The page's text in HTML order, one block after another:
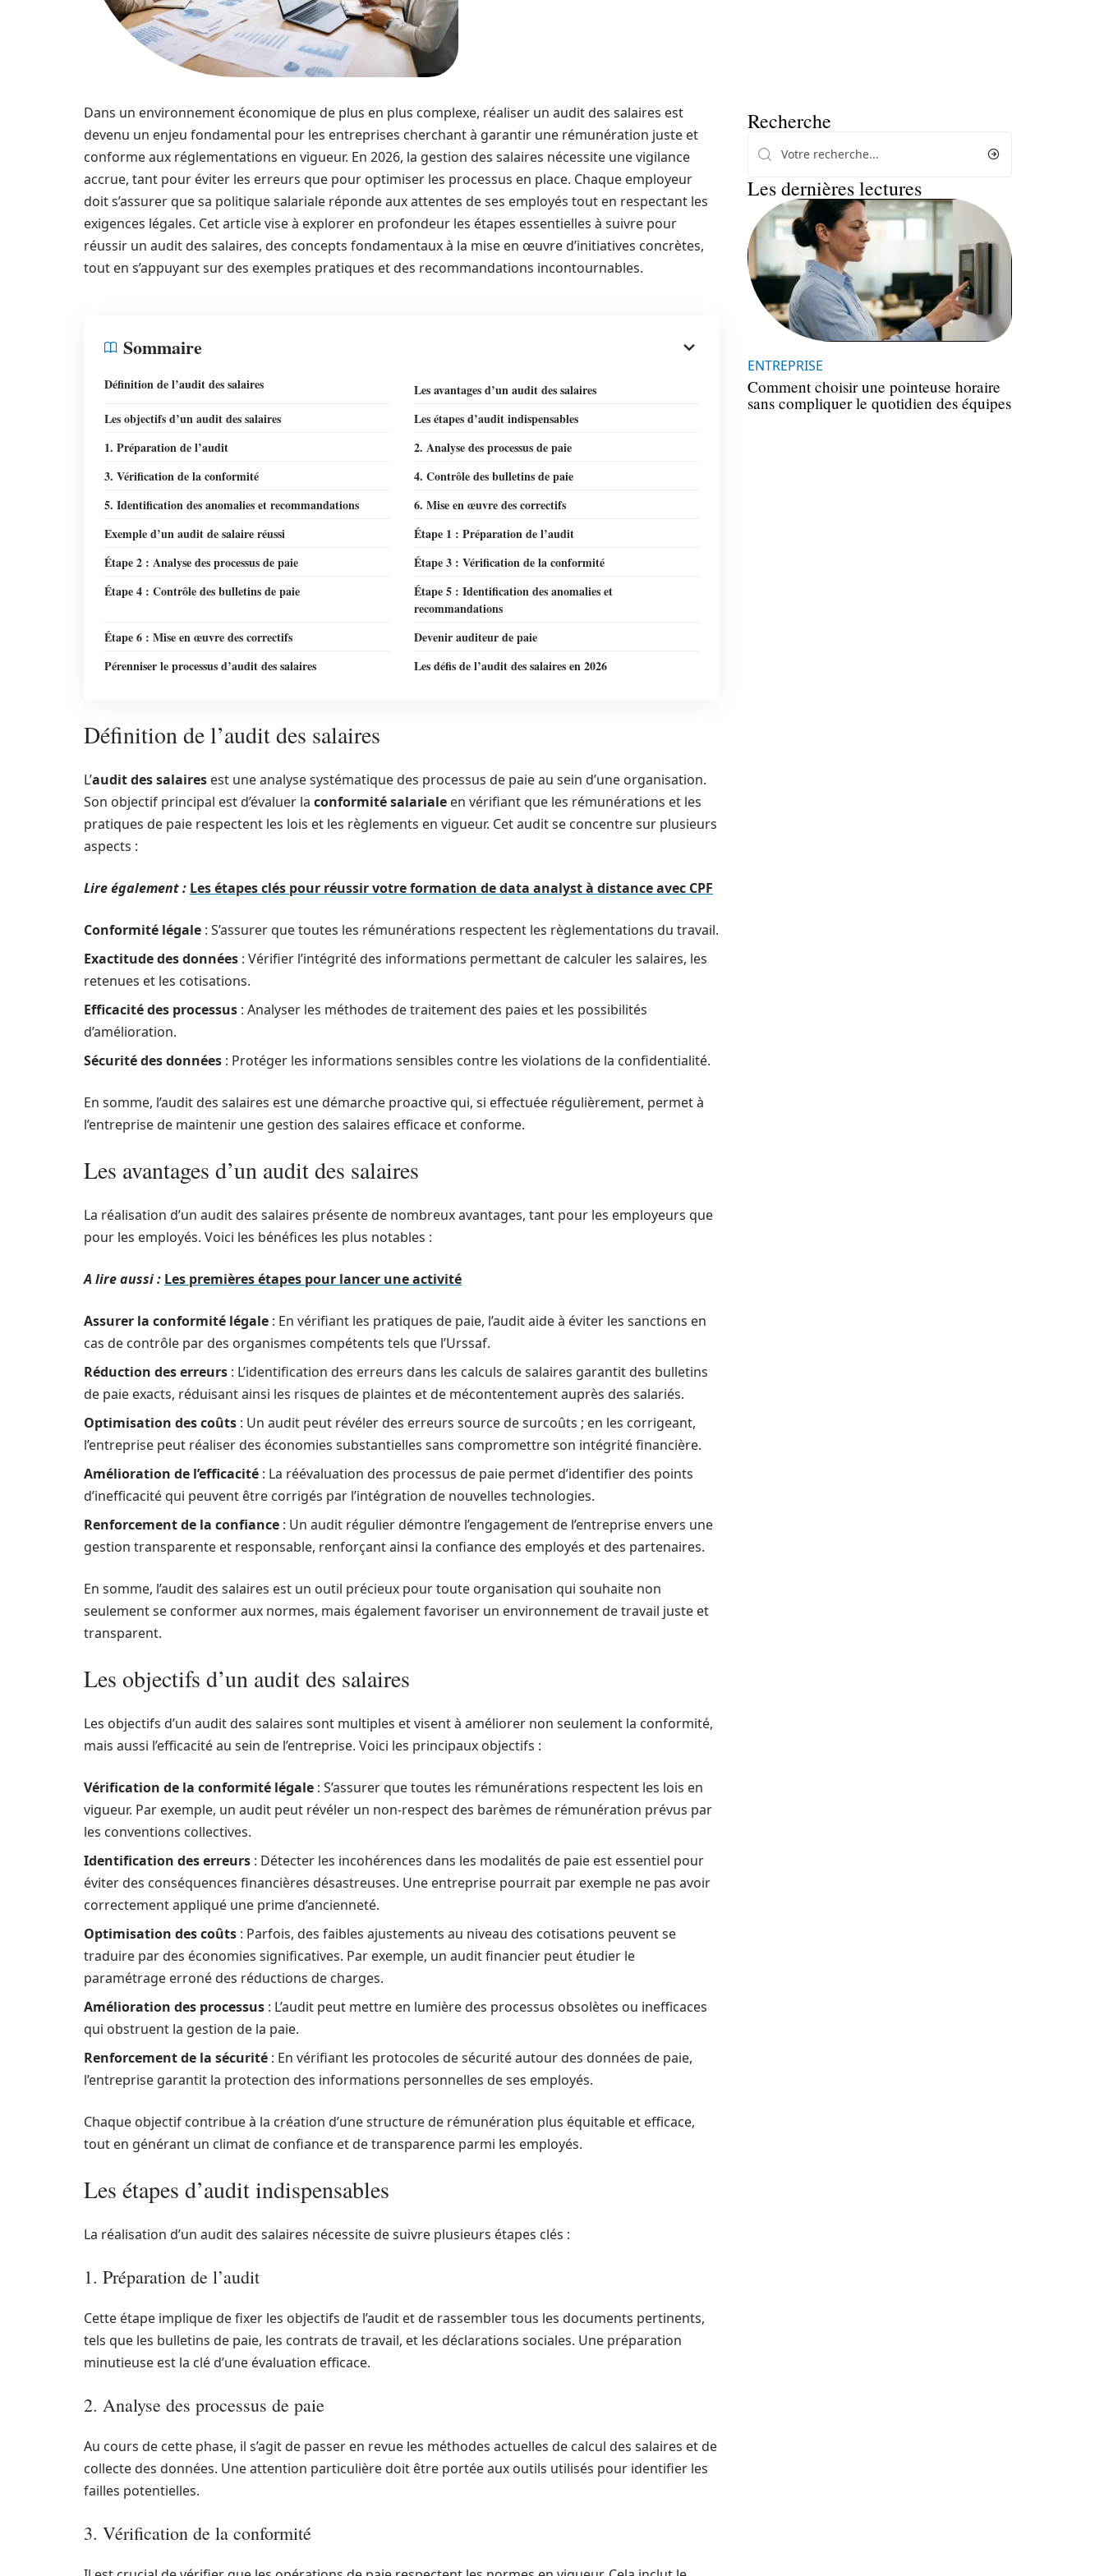
Dans un environnement économique de plus en plus complexe, réaliser un audit des salaires est
devenu un enjeu fondamental pour les entreprises cherchant à garantir une rémunération juste et
conforme aux réglementations en vigueur. En 2026, la gestion des salaires nécessite une vigilance
accrue, tant pour éviter les erreurs que pour optimiser les processus en place. Chaque employeur
doit s’assurer que sa politique salariale réponde aux attentes de ses employés tout en respectant les
exigences légales. Cet article vise à explorer en profondeur les étapes essentielles à suivre pour
réussir un audit des salaires, des concepts fondamentaux à la mise en œuvre d’initiatives concrètes,
tout en s’appuyant sur des exemples pratiques et des recommandations incontournables.
Sommaire
Définition de l’audit des salaires
Les avantages d’un audit des salaires
Les objectifs d’un audit des salaires
Les étapes d’audit indispensables
1. Préparation de l’audit
2. Analyse des processus de paie
3. Vérification de la conformité
4. Contrôle des bulletins de paie
5. Identification des anomalies et recommandations
6. Mise en œuvre des correctifs
Exemple d’un audit de salaire réussi
Étape 1 : Préparation de l’audit
Étape 2 : Analyse des processus de paie
Étape 3 : Vérification de la conformité
Étape 4 : Contrôle des bulletins de paie
Étape 5 : Identification des anomalies et
recommandations
Étape 6 : Mise en œuvre des correctifs
Devenir auditeur de paie
Pérenniser le processus d’audit des salaires
Les défis de l’audit des salaires en 2026
Définition de l’audit des salaires
L’audit des salaires est une analyse systématique des processus de paie au sein d’une organisation.
Son objectif principal est d’évaluer la conformité salariale en vérifiant que les rémunérations et les
pratiques de paie respectent les lois et les règlements en vigueur. Cet audit se concentre sur plusieurs
aspects :
Lire également : Les étapes clés pour réussir votre formation de data analyst à distance avec CPF
Conformité légale : S’assurer que toutes les rémunérations respectent les règlementations du travail.
Exactitude des données : Vérifier l’intégrité des informations permettant de calculer les salaires, les
retenues et les cotisations.
Efficacité des processus : Analyser les méthodes de traitement des paies et les possibilités
d’amélioration.
Sécurité des données : Protéger les informations sensibles contre les violations de la confidentialité.
En somme, l’audit des salaires est une démarche proactive qui, si effectuée régulièrement, permet à
l’entreprise de maintenir une gestion des salaires efficace et conforme.
Les avantages d’un audit des salaires
La réalisation d’un audit des salaires présente de nombreux avantages, tant pour les employeurs que
pour les employés. Voici les bénéfices les plus notables :
A lire aussi : Les premières étapes pour lancer une activité
Assurer la conformité légale : En vérifiant les pratiques de paie, l’audit aide à éviter les sanctions en
cas de contrôle par des organismes compétents tels que l’Urssaf.
Réduction des erreurs : L’identification des erreurs dans les calculs de salaires garantit des bulletins
de paie exacts, réduisant ainsi les risques de plaintes et de mécontentement auprès des salariés.
Optimisation des coûts : Un audit peut révéler des erreurs source de surcoûts ; en les corrigeant,
l’entreprise peut réaliser des économies substantielles sans compromettre son intégrité financière.
Amélioration de l’efficacité : La réévaluation des processus de paie permet d’identifier des points
d’inefficacité qui peuvent être corrigés par l’intégration de nouvelles technologies.
Renforcement de la confiance : Un audit régulier démontre l’engagement de l’entreprise envers une
gestion transparente et responsable, renforçant ainsi la confiance des employés et des partenaires.
En somme, l’audit des salaires est un outil précieux pour toute organisation qui souhaite non
seulement se conformer aux normes, mais également favoriser un environnement de travail juste et
transparent.
Les objectifs d’un audit des salaires
Les objectifs d’un audit des salaires sont multiples et visent à améliorer non seulement la conformité,
mais aussi l’efficacité au sein de l’entreprise. Voici les principaux objectifs :
Vérification de la conformité légale : S’assurer que toutes les rémunérations respectent les lois en
vigueur. Par exemple, un audit peut révéler un non-respect des barèmes de rémunération prévus par
les conventions collectives.
Identification des erreurs : Détecter les incohérences dans les modalités de paie est essentiel pour
éviter des conséquences financières désastreuses. Une entreprise pourrait par exemple ne pas avoir
correctement appliqué une prime d’ancienneté.
Optimisation des coûts : Parfois, des faibles ajustements au niveau des cotisations peuvent se
traduire par des économies significatives. Par exemple, un audit financier peut étudier le
paramétrage erroné des réductions de charges.
Amélioration des processus : L’audit peut mettre en lumière des processus obsolètes ou inefficaces
qui obstruent la gestion de la paie.
Renforcement de la sécurité : En vérifiant les protocoles de sécurité autour des données de paie,
l’entreprise garantit la protection des informations personnelles de ses employés.
Chaque objectif contribue à la création d’une structure de rémunération plus équitable et efficace,
tout en générant un climat de confiance et de transparence parmi les employés.
Les étapes d’audit indispensables
La réalisation d’un audit des salaires nécessite de suivre plusieurs étapes clés :
1. Préparation de l’audit
Cette étape implique de fixer les objectifs de l’audit et de rassembler tous les documents pertinents,
tels que les bulletins de paie, les contrats de travail, et les déclarations sociales. Une préparation
minutieuse est la clé d’une évaluation efficace.
2. Analyse des processus de paie
Au cours de cette phase, il s’agit de passer en revue les méthodes actuelles de calcul des salaires et de
collecte des données. Une attention particulière doit être portée aux outils utilisés pour identifier les
failles potentielles.
3. Vérification de la conformité
Recherche
Les dernières lectures
ENTREPRISE
Comment choisir une pointeuse horaire
sans compliquer le quotidien des équipes